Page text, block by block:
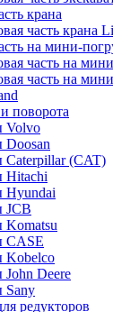
крана
часть крана
на мини-
часть на
часть на
поворота
Volvo
Doosan
Caterpillar (CAT)
Hitachi
Hyundai
JCB
Komatsu
CASE
Kobelco
John Deere
Sany
редукторов